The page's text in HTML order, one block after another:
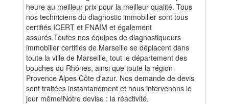
heure au meilleur prix pour la meilleur qualité. Tous
nos techniciens du diagnostic immobilier sont tous
certifiés ICERT et FNAIM et également
assurés.Toutes nos équipes de diagnostiqueurs
immobilier certifiés de Marseille se déplacent dans
toute la ville de Marseille, tout le département des
bouches du Rhônes, ainsi que toute la région
Provence Alpes Côte d'azur. Nos demande de devis
sont traitées instantanément et nous intervenons le
jour même!Notre devise : la réactivité.